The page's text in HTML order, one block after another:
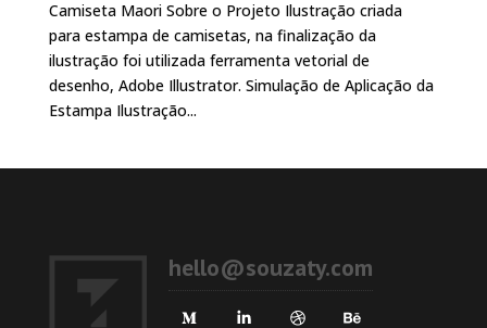
Camiseta Maori Sobre o Projeto Ilustração criada
para estampa de camisetas, na finalização da
ilustração foi utilizada ferramenta vetorial de
desenho, Adobe Illustrator. Simulação de Aplicação da
Estampa Ilustração...
hello@souzaty.com